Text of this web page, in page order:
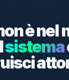
è nel
sistema